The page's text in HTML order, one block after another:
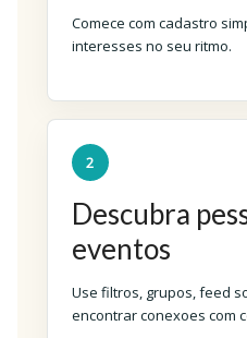
Comece com cadastro
interesses no seu ritmo.
2
Descubra
eventos
Use filtros, grupos, feed
encontrar conexoes com